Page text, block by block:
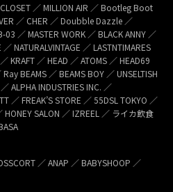
／ MILLION AIR ／ Bootleg Boot
／ CHER ／ Doubble Dazzle ／
／ MASTER WORK ／ BLACK ANNY ／
NATURALVINTAGE ／ LASTNTIMARES
KRAFT ／ HEAD ／ ATOMS ／ HEAD69
BEAMS ／ BEAMS BOY ／ UNSELTISH
ALPHA INDUSTRIES INC. ／
／ FREAK’S STORE ／ 55DSL TOKYO ／
SALON ／ IZREEL ／ ライカ飲食
／ ANAP ／ BABYSHOOP ／